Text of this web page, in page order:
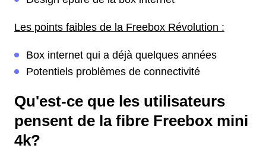
Les points faibles de la Freebox Révolution :
Box internet qui a déjà quelques années
Potentiels problèmes de connectivité
Qu'est-ce que les utilisateurs
pensent de la fibre Freebox mini
4k?